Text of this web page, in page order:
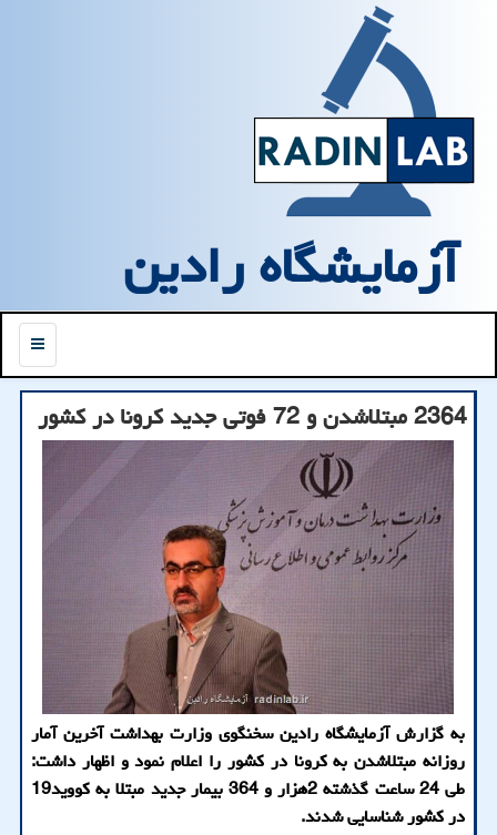
آزمایشگاه رادین
منو
2364 مبتلاشدن و 72 فوتی جدید كرونا در كشور
به گزارش آزمایشگاه رادین سخنگوی وزارت بهداشت آخرین آمار
روزانه مبتلاشدن به كرونا در كشور را اعلام نمود و اظهار داشت:
طی 24 ساعت گذشته 2هزار و 364 بیمار جدید مبتلا به كووید19
در كشور شناسایی شدند.